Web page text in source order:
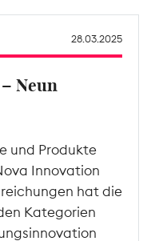
28.03.2025
Neun
und Produkte
Innovation
hat die
Kategorien